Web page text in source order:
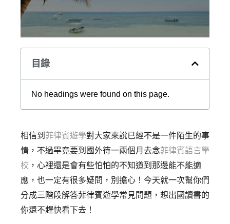
目錄
No headings were found on this page.
相信到 菲律賓遊學對大家來說已經不是一件陌生的事
情，不過畢竟要到國外待一兩個月去念菲律賓語言學
校 ，心裡還是會有些怕怕的不知道到那邊能不能適
應，也一定有很多疑問，別擔心！今天就一次幫你們
分成三階段解答菲律賓遊學常見問題，想出國讀書的
你還不趕快看下去！